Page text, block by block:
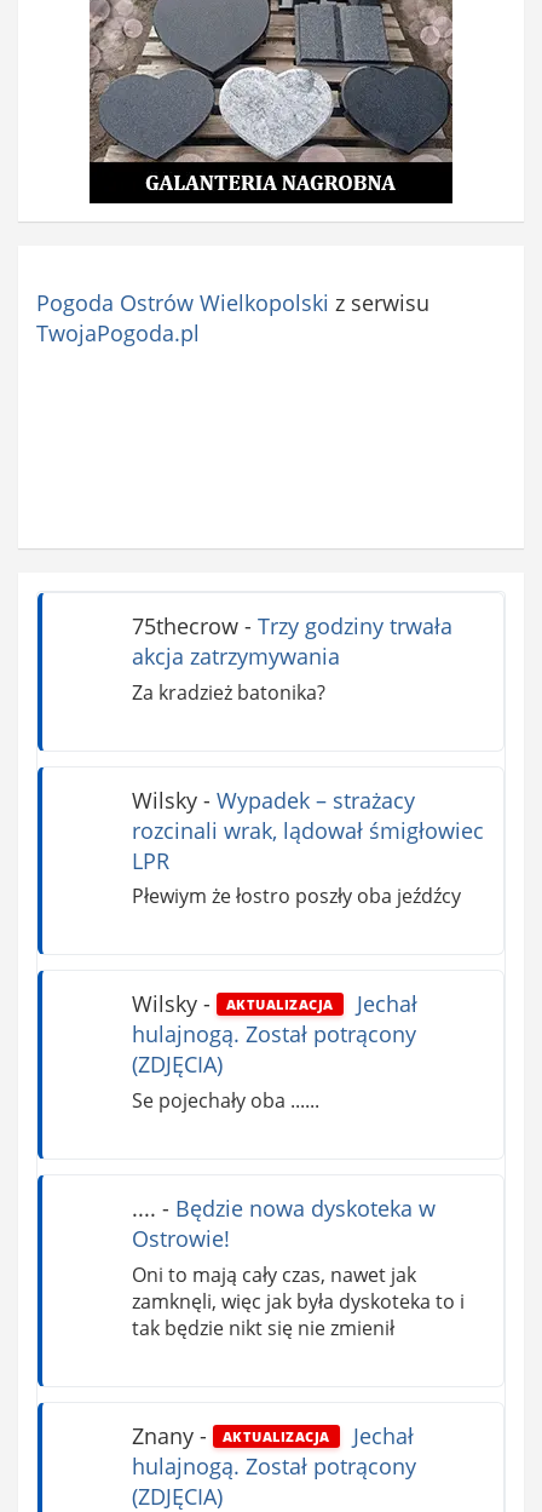
Pogoda Ostrów Wielkopolski z serwisu
TwojaPogoda.pl
75thecrow- Trzy godziny trwała
akcja zatrzymywania
Za kradzież batonika?
Wilsky- Wypadek – strażacy
rozcinali wrak, lądował śmigłowiec
LPR
Płewiym że łostro poszły oba jeźdźcy
Wilsky- AKTUALIZACJA
Jechał
hulajnogą. Został potrącony
(ZDJĘCIA)
Se pojechały oba ......
.... - Będzie nowa dyskoteka w
Ostrowie!
Oni to mają cały czas, nawet jak
zamknęli, więc jak była dyskoteka to i
tak będzie nikt się nie zmienił
Znany- AKTUALIZACJA
Jechał
hulajnogą. Został potrącony
(ZDJĘCIA)